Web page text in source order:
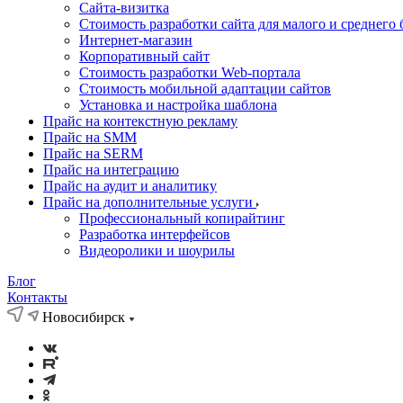
Cайта-визитка
Стоимость разработки сайта для малого и среднего
Интернет-магазин
Корпоративный сайт
Стоимость разработки Web-портала
Стоимость мобильной адаптации сайтов
Установка и настройка шаблона
Прайс на контекстную рекламу
Прайс на SMM
Прайс на SERM
Прайс на интеграцию
Прайс на аудит и аналитику
Прайс на дополнительные услуги
Профессиональный копирайтинг
Разработка интерфейсов
Видеоролики и шоурилы
Блог
Контакты
Новосибирск